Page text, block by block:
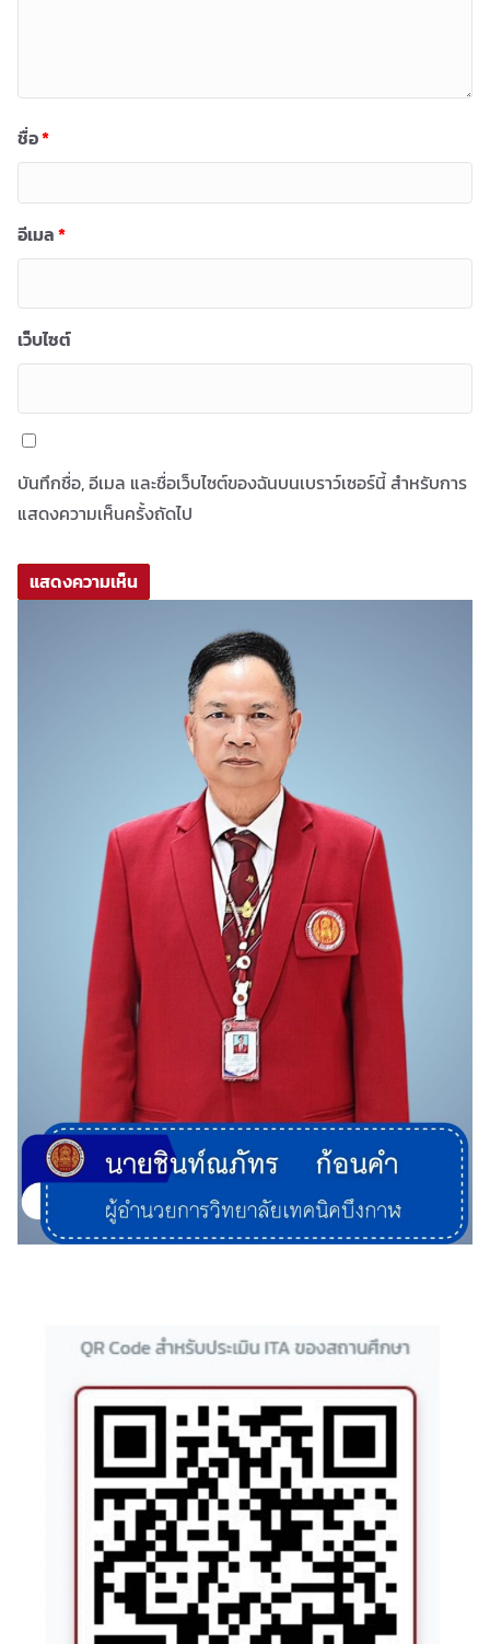
ชื่อ*
อีเมล*
เว็บไซต์
บันทึกชื่อ, อีเมล และชื่อเว็บไซต์ของฉันบนเบราว์เซอร์นี้ สำหรับการ
แสดงความเห็นครั้งถัดไป